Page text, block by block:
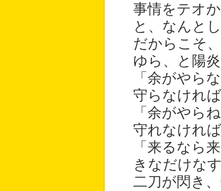
事情をテオ
と、なんと
だからこそ
ゆら、と陽
「余がやら
守らなけれ
「余がやら
守れなけれ
「来るなら
きなだけな
二刀が閃き